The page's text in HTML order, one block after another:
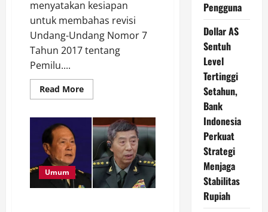
menyatakan kesiapan
untuk membahas revisi
Undang-Undang Nomor 7
Tahun 2017 tentang
Pemilu....
Read MoreRead
more
Siap
Bahas
RUU
Pemilu,
tapi
Masih
Tunggu
DPR
Umum
Pengguna
Dollar AS
Sentuh
Level
Tertinggi
Setahun,
Bank
Indonesia
Perkuat
Strategi
Menjaga
Stabilitas
Rupiah